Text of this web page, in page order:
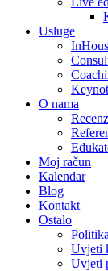
Usluge
O nama
Moj račun
Kalendar
Blog
Kontakt
Ostalo
Uvjeti
Uvjeti